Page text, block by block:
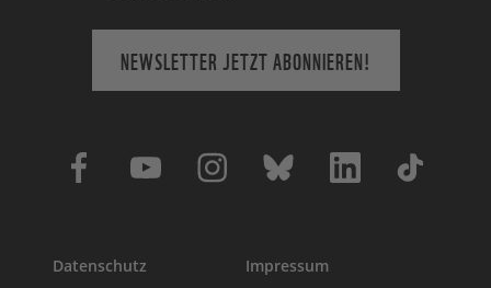
NEWSLETTER JETZT ABONNIEREN!
Datenschutz Impressum